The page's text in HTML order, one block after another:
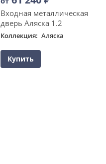
Входная металлическая
дверь Аляска 1.2
Коллекция Аляска
Купить